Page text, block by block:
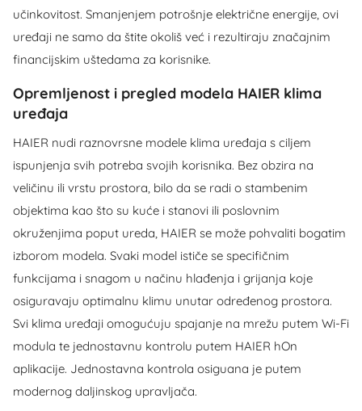
učinkovitost. Smanjenjem potrošnje električne energije, ovi
uređaji ne samo da štite okoliš već i rezultiraju značajnim
financijskim uštedama za korisnike.
Opremljenost i pregled modela HAIER klima
uređaja
HAIER nudi raznovrsne modele klima uređaja s ciljem
ispunjenja svih potreba svojih korisnika. Bez obzira na
veličinu ili vrstu prostora, bilo da se radi o stambenim
objektima kao što su kuće i stanovi ili poslovnim
okruženjima poput ureda, HAIER se može pohvaliti bogatim
izborom modela. Svaki model ističe se specifičnim
funkcijama i snagom u načinu hlađenja i grijanja koje
osiguravaju optimalnu klimu unutar određenog prostora.
Svi klima uređaji omogućuju spajanje na mrežu putem Wi-Fi
modula te jednostavnu kontrolu putem HAIER hOn
aplikacije. Jednostavna kontrola osiguana je putem
modernog daljinskog upravljača.